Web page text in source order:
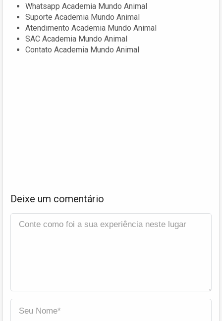
Whatsapp Academia Mundo Animal
Suporte Academia Mundo Animal
Atendimento Academia Mundo Animal
SAC Academia Mundo Animal
Contato Academia Mundo Animal
Deixe um comentário